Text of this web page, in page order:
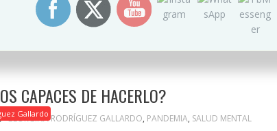
que con dar un mísero donativo a alguna
en corruptelas) lava su…
Gallardo
CAPACES DE HACERLO?
GEORGINA RODRÍGUEZ GALLARDO, PANDEMIA, SALUD MENTAL